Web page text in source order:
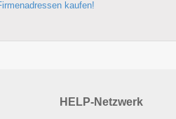
kaufen!
HELP-Netzwerk